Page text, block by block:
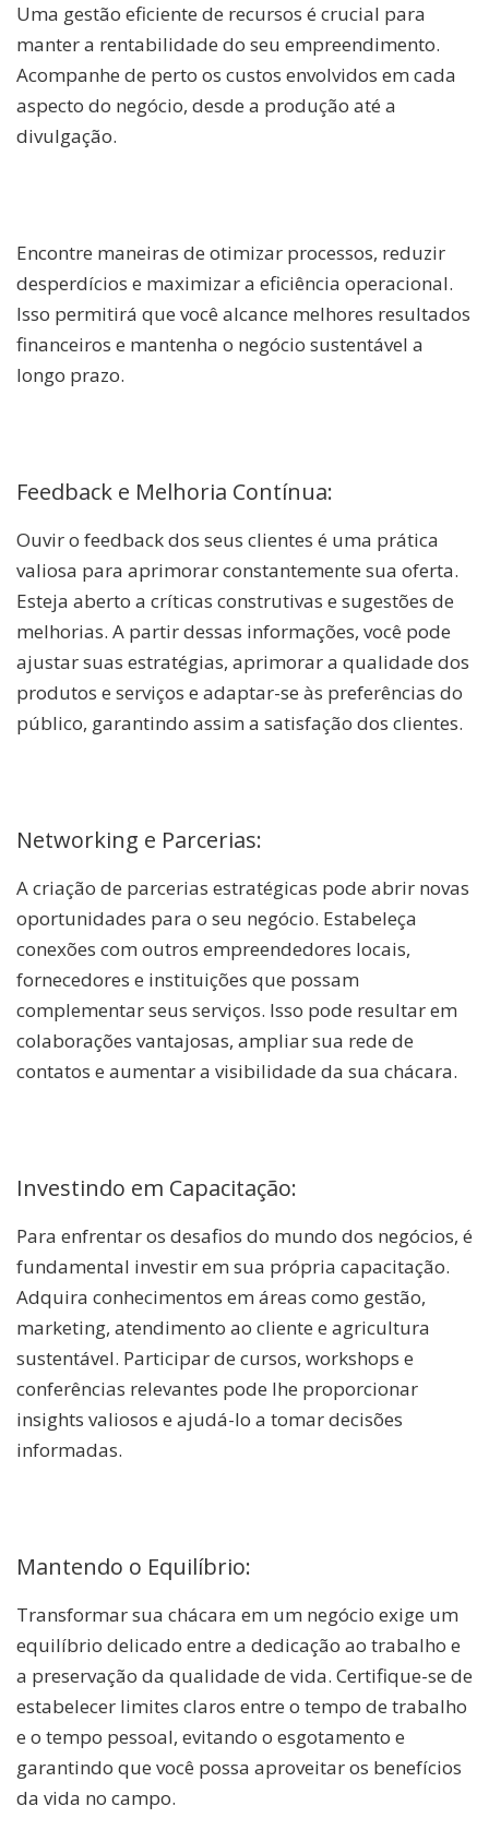
Uma gestão eficiente de recursos é crucial para
manter a rentabilidade do seu empreendimento.
Acompanhe de perto os custos envolvidos em cada
aspecto do negócio, desde a produção até a
divulgação.
Encontre maneiras de otimizar processos, reduzir
desperdícios e maximizar a eficiência operacional.
Isso permitirá que você alcance melhores resultados
financeiros e mantenha o negócio sustentável a
longo prazo.
Feedback e Melhoria Contínua:
Ouvir o feedback dos seus clientes é uma prática
valiosa para aprimorar constantemente sua oferta.
Esteja aberto a críticas construtivas e sugestões de
melhorias. A partir dessas informações, você pode
ajustar suas estratégias, aprimorar a qualidade dos
produtos e serviços e adaptar-se às preferências do
público, garantindo assim a satisfação dos clientes.
Networking e Parcerias:
A criação de parcerias estratégicas pode abrir novas
oportunidades para o seu negócio. Estabeleça
conexões com outros empreendedores locais,
fornecedores e instituições que possam
complementar seus serviços. Isso pode resultar em
colaborações vantajosas, ampliar sua rede de
contatos e aumentar a visibilidade da sua chácara.
Investindo em Capacitação:
Para enfrentar os desafios do mundo dos negócios, é
fundamental investir em sua própria capacitação.
Adquira conhecimentos em áreas como gestão,
marketing, atendimento ao cliente e agricultura
sustentável. Participar de cursos, workshops e
conferências relevantes pode lhe proporcionar
insights valiosos e ajudá-lo a tomar decisões
informadas.
Mantendo o Equilíbrio:
Transformar sua chácara em um negócio exige um
equilíbrio delicado entre a dedicação ao trabalho e
a preservação da qualidade de vida. Certifique-se de
estabelecer limites claros entre o tempo de trabalho
e o tempo pessoal, evitando o esgotamento e
garantindo que você possa aproveitar os benefícios
da vida no campo.